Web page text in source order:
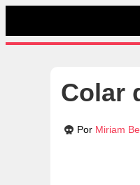
Colar
Por Miriam